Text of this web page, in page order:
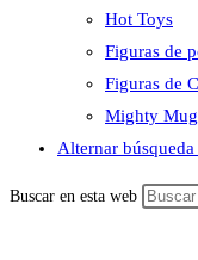
Hot Toys
Figuras de
Figuras de
Mighty
Alternar
Buscar en esta web